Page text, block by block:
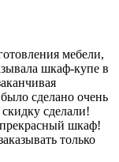
мебели,
шкаф-купе в
сделано очень
сделали!
шкаф!
только